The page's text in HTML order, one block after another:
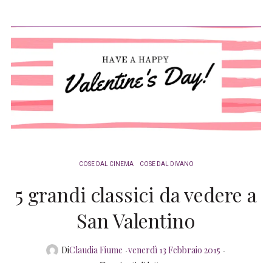
COSE DAL CINEMA COSE DAL DIVANO
5 grandi classici da vedere a
San Valentino
DiClaudia Fiume Posted
venerdì 13 Febbraio 2015